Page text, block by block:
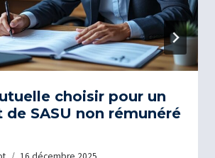
choisir pour un
de SASU non rémunéré